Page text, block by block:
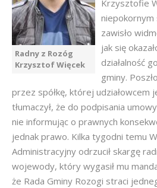
Radny z Rozóg
Krzysztof Więcek
Krzysztofie
zawisło
jak się
działalność
gminy.
przez spółkę, której udziałowcem
tłumaczył, że do podpisania
nie informując o prawnych
jednak prawo. Kilka tygodni temu
Administracyjny odrzucił skargę
wojewody, który wygasił mu
że Rada Gminy Rozogi straci